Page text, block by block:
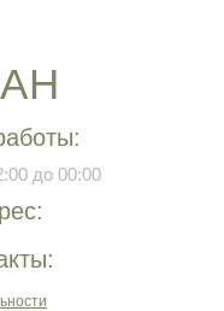
до 00:00